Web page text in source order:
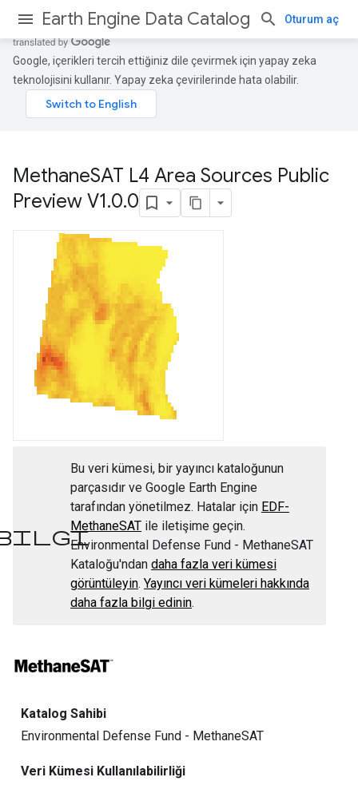
Earth Engine Data Catalog Oturum aç
Google, içerikleri tercih ettiğiniz dile çevirmek için yapay zeka
teknolojisini kullanır. Yapay zeka çevirilerinde hata olabilir.
MethaneSAT L4 Area Sources Public
Preview V1.0.0
Bu veri kümesi, bir yayıncı kataloğunun
parçasıdır ve Google Earth Engine
tarafından yönetilmez. Hatalar için EDF-
MethaneSAT ile iletişime geçin.
Environmental Defense Fund - MethaneSAT
Kataloğu'ndan daha fazla veri kümesi
görüntüleyin. Yayıncı veri kümeleri hakkında
daha fazla bilgi edinin.
Katalog Sahibi
Environmental Defense Fund - MethaneSAT
Veri Kümesi Kullanılabilirliği